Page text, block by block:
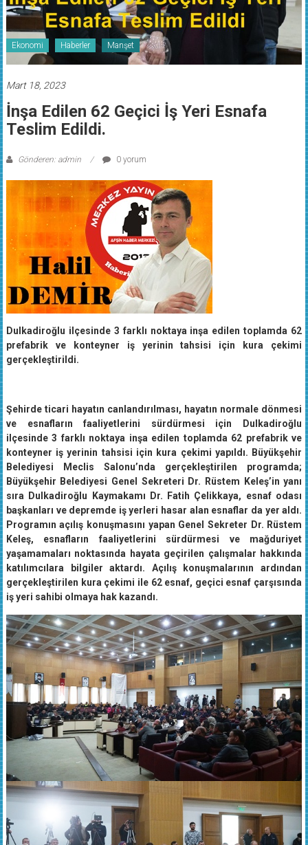
Ekonomi Haberler Manşet
Mart 18, 2023
İnşa Edilen 62 Geçici İş Yeri Esnafa
Teslim Edildi.
Gönderen: admin 0 yorum
Dulkadiroğlu ilçesinde 3 farklı noktaya inşa edilen toplamda 62
prefabrik ve konteyner iş yerinin tahsisi için kura çekimi
gerçekleştirildi.
Şehirde ticari hayatın canlandırılması, hayatın normale dönmesi
ve esnafların faaliyetlerini sürdürmesi için Dulkadiroğlu
ilçesinde 3 farklı noktaya inşa edilen toplamda 62 prefabrik ve
konteyner iş yerinin tahsisi için kura çekimi yapıldı. Büyükşehir
Belediyesi Meclis Salonu’nda gerçekleştirilen programda;
Büyükşehir Belediyesi Genel Sekreteri Dr. Rüstem Keleş’in yanı
sıra Dulkadiroğlu Kaymakamı Dr. Fatih Çelikkaya, esnaf odası
başkanları ve depremde iş yerleri hasar alan esnaflar da yer aldı.
Programın açılış konuşmasını yapan Genel Sekreter Dr. Rüstem
Keleş, esnafların faaliyetlerini sürdürmesi ve mağduriyet
yaşamamaları noktasında hayata geçirilen çalışmalar hakkında
katılımcılara bilgiler aktardı. Açılış konuşmalarının ardından
gerçekleştirilen kura çekimi ile 62 esnaf, geçici esnaf çarşısında
iş yeri sahibi olmaya hak kazandı.